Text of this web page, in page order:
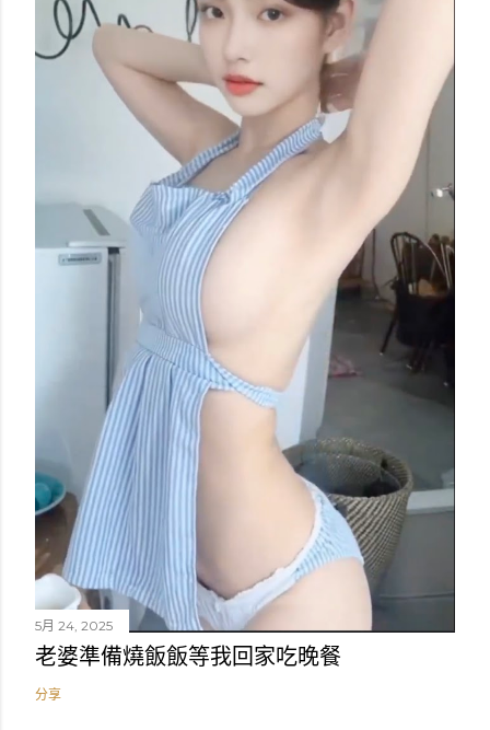
5月 24, 2025
老婆準備燒飯飯等我回家吃晚餐
分享